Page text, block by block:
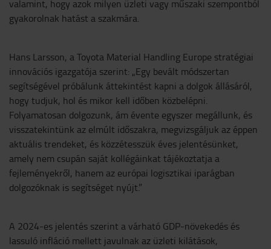
valamint, hogy azok milyen üzleti vagy műszaki szempontból
gyakorolnak hatást a szakmára.
Hans Larsson, a Toyota Material Handling Europe stratégiai
innovációs igazgatója szerint: „Egy bevált módszertan
segítségével próbálunk áttekintést kapni a dolgok állásáról,
hogy tudjuk, hol és mikor kell időben közbelépni.
Folyamatosan dolgozunk, ám évente egyszer megállunk, és
visszatekintünk az elmúlt időszakra, megvizsgáljuk az éppen
aktuális trendeket, és közzétesszük éves jelentésünket,
amely nem csupán saját kollégáinkat tájékoztatja a
fejleményekről, hanem az európai logisztikai iparágban
dolgozóknak is segítséget nyújt.”
A 2024-es jelentés szerint a várható GDP-növekedés és
lassuló infláció mellett javulnak az üzleti kilátások,